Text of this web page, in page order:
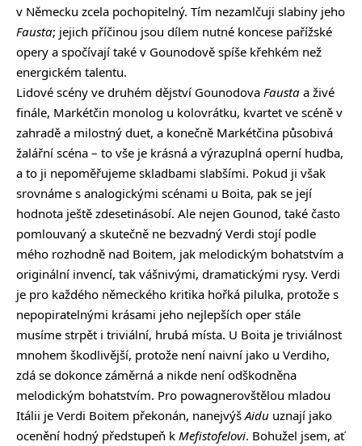
v Německu zcela pochopitelný. Tím nezamlčuji slabiny jeho
Fausta; jejich příčinou jsou dílem nutné koncese pařížské
opery a spočívají také v Gounodově spíše křehkém než
energickém talentu.
Lidové scény ve druhém dějství Gounodova Fausta a živé
finále, Markétčin monolog u kolovrátku, kvartet ve scéně v
zahradě a milostný duet, a konečně Markétčina působivá
žalářní scéna – to vše je krásná a výrazuplná operní hudba,
a to ji nepoměřujeme skladbami slabšími. Pokud ji však
srovnáme s analogickými scénami u Boita, pak se její
hodnota ještě zdesetinásobí. Ale nejen Gounod, také často
pomlouvaný a skutečně ne bezvadný Verdi stojí podle
mého rozhodně nad Boitem, jak melodickým bohatstvím a
originální invencí, tak vášnivými, dramatickými rysy. Verdi
je pro každého německého kritika hořká pilulka, protože s
nepopiratelnými krásami jeho nejlepších oper stále
musíme strpět i triviální, hrubá místa. U Boita je triviálnost
mnohem škodlivější, protože není naivní jako u Verdiho,
zdá se dokonce záměrná a nikde není odškodněna
melodickým bohatstvím. Pro powagnerovštělou mladou
Itálii je Verdi Boitem překonán, nanejvýš Aidu uznají jako
ocenění hodný předstupeň k Mefistofelovi. Bohužel jsem, ať